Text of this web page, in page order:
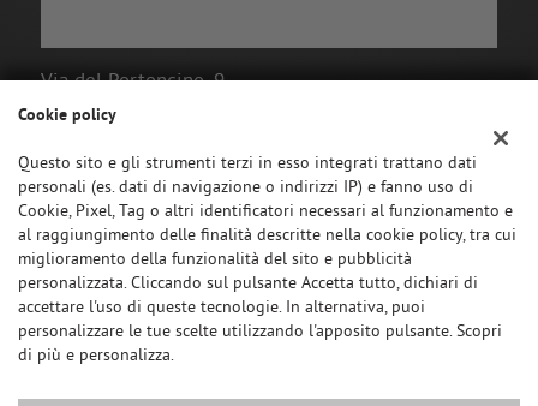
Via del Portoncino, 9
ROCCASTRADA, GR
Tel.
+39.05641716310
mail: info@omsauto.it
SEGUICI SU:
Cookie policy
Questo sito e gli strumenti terzi in esso integrati trattano dati
personali (es. dati di navigazione o indirizzi IP) e fanno uso di
Cookie, Pixel, Tag o altri identificatori necessari al funzionamento e
al raggiungimento delle finalità descritte nella cookie policy, tra cui
miglioramento della funzionalità del sito e pubblicità
personalizzata. Cliccando sul pulsante Accetta tutto, dichiari di
accettare l'uso di queste tecnologie. In alternativa, puoi
personalizzare le tue scelte utilizzando l'apposito pulsante. Scopri
di più e personalizza.